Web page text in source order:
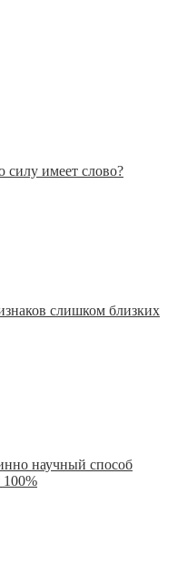
силу имеет слово?
слишком близких
научный способ
100%